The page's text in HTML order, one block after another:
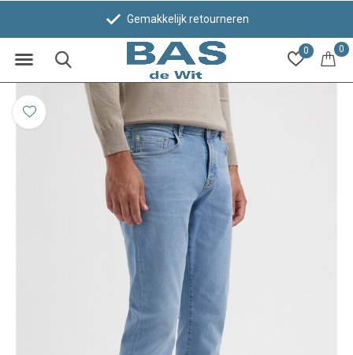
0 0
Gemakkelijk retourneren